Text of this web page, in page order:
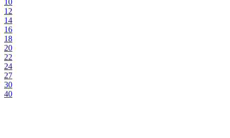
10
12
14
16
18
20
22
24
27
30
40